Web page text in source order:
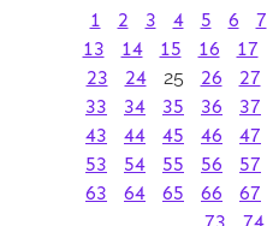
1 2 3 4 5 6 7
13
14 15 16 17
23
24 25 26 27
33
34 35 36 37
43
44 45 46 47
53
54 55 56 57
63
64 65 66 67